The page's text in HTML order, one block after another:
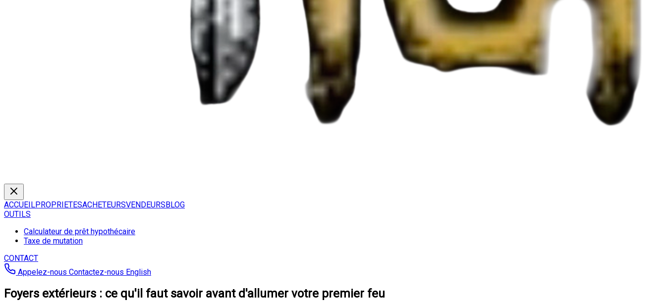
ACCUEILPROPRIETESACHETEURSVENDEURSBLOG
OUTILS
Calculateur de prêt hypothécaire
Taxe de mutation
CONTACT
Appelez-nous Contactez-nous English
Foyers extérieurs : ce qu'il faut savoir avant d'allumer votre premier feu